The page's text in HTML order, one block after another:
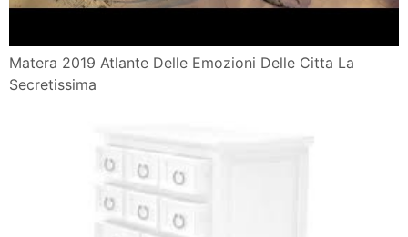
Matera 2019 Atlante Delle Emozioni Delle Citta La
Secretissima